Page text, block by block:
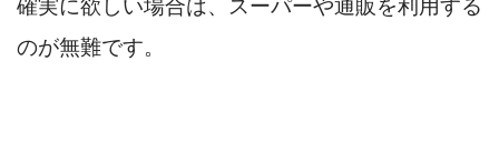
確実に欲しい場合は、スーパーや通販を利用する
のが無難です。